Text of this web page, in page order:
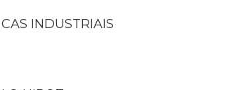
INDUSTRIAIS